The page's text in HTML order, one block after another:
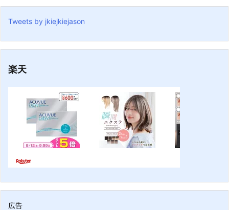
Tweets by jkiejkiejason
楽天
広告